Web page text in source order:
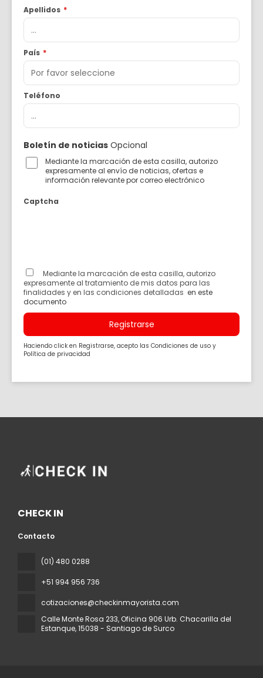
Apellidos *
País *
Teléfono
Boletín de noticias Opcional
Mediante la marcación de esta casilla, autorizo
expresamente al envío de noticias, ofertas e
información relevante por correo electrónico
Captcha
Mediante la marcación de esta casilla, autorizo
expresamente al tratamiento de mis datos para las
finalidades y en las condiciones detalladas en este
documento
Registrarse
Haciendo click en Registrarse, acepto las Condiciones de uso y
Política de privacidad
CHECK IN
Contacto
(01) 480 0288
+51 994 956 736
cotizaciones@checkinmayorista.com
Calle Monte Rosa 233, Oficina 906 Urb. Chacarilla del
Estanque, 15038 - Santiago de Surco